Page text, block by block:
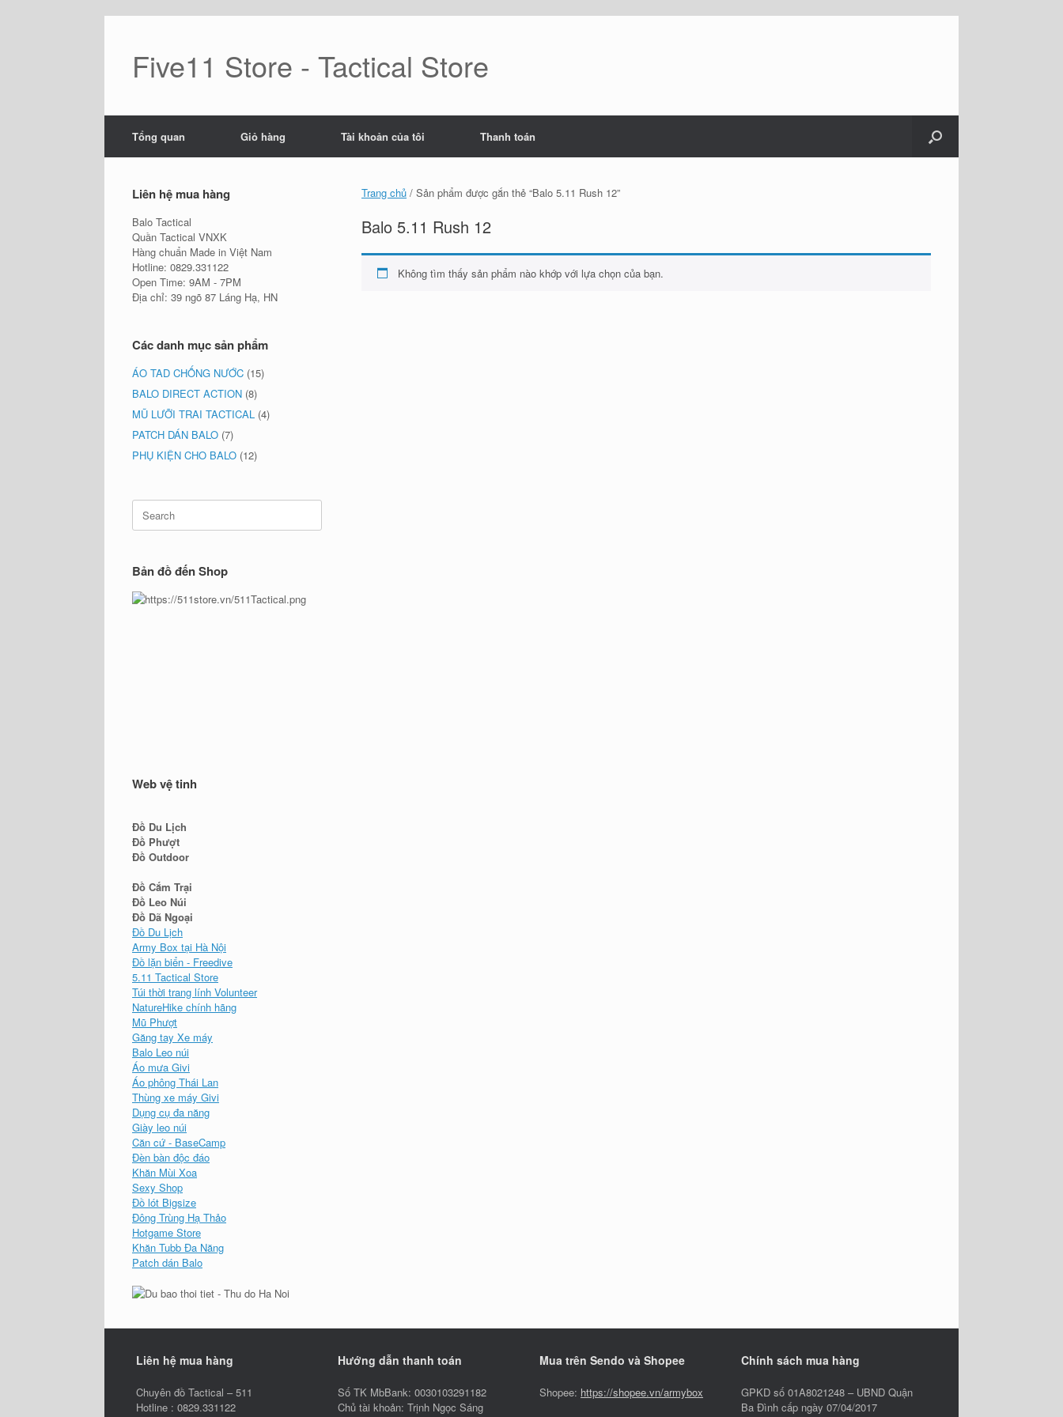
Five11 Store - Tactical Store
Tổng quan Giỏ hàng Tài khoản của tôi Thanh toán
Trang chủ / Sản phẩm được gắn thẻ “Balo 5.11 Rush 12”
Balo 5.11 Rush 12
Không tìm thấy sản phẩm nào khớp với lựa chọn của bạn.
Liên hệ mua hàng
Balo Tactical
Quần Tactical VNXK
Hàng chuẩn Made in Việt Nam
Hotline: 0829.331122
Open Time: 9AM - 7PM
Địa chỉ: 39 ngõ 87 Láng Hạ, HN
Các danh mục sản phẩm
ÁO TAD CHỐNG NƯỚC (15)
BALO DIRECT ACTION (8)
MŨ LƯỠI TRAI TACTICAL (4)
PATCH DÁN BALO (7)
PHỤ KIỆN CHO BALO (12)
Search
for:
Bản đồ đến Shop
Web vệ tinh
Đồ Du Lịch
Đồ Phượt
Đồ Outdoor
Đồ Cắm Trại
Đồ Leo Núi
Đồ Dã Ngoại
Đồ Du Lịch
Army Box tại Hà Nội
Đồ lặn biển - Freedive
5.11 Tactical Store
Túi thời trang lính Volunteer
NatureHike chính hãng
Mũ Phượt
Găng tay Xe máy
Balo Leo núi
Áo mưa Givi
Áo phông Thái Lan
Thùng xe máy Givi
Dụng cụ đa năng
Giày leo núi
Căn cứ - BaseCamp
Đèn bàn độc đáo
Khăn Mùi Xoa
Sexy Shop
Đồ lót Bigsize
Đông Trùng Hạ Thảo
Hotgame Store
Khăn Tubb Đa Năng
Patch dán Balo
Liên hệ mua hàng
Chuyên đồ Tactical – 511
Hotline : 0829.331122
Hướng dẫn thanh toán
Số TK MbBank: 0030103291182
Chủ tài khoản: Trịnh Ngọc Sáng
Mua trên Sendo và Shopee
Shopee: https://shopee.vn/armybox
Chính sách mua hàng
GPKD số 01A8021248 – UBND Quận
Ba Đình cấp ngày 07/04/2017